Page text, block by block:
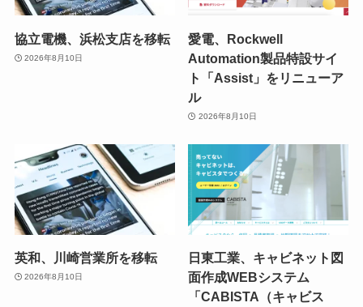
協立電機、浜松支店を移転
2026年8月10日
愛電、Rockwell
Automation製品特設サイ
ト「Assist」をリニューア
ル
2026年8月10日
英和、川崎営業所を移転
2026年8月10日
日東工業、キャビネット図
面作成WEBシステム
「CABISTA（キャビス